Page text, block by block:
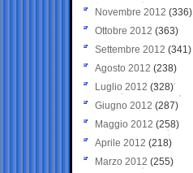
Novembre 2012 (336)
Ottobre 2012 (363)
Settembre 2012 (341)
Agosto 2012 (238)
Luglio 2012 (328)
Giugno 2012 (287)
Maggio 2012 (258)
Aprile 2012 (218)
Marzo 2012 (255)